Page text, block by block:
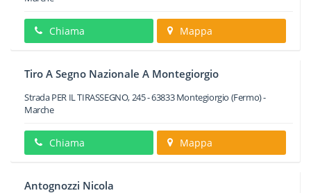
Chiama Mappa
Tiro A Segno Nazionale A Montegiorgio
Strada PER IL TIRASSEGNO, 245-63833 Montegiorgio (Fermo) -
Marche
Chiama Mappa
Antognozzi Nicola